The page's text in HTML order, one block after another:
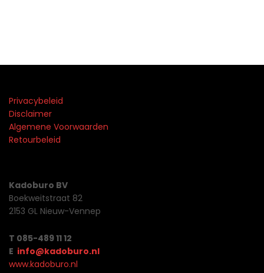
Privacybeleid
Disclaimer
Algemene Voorwaarden
Retourbeleid
Kadoburo BV
Boekweitstraat 82
2153 GL Nieuw-Vennep
T 085-489 11 12
E info@kadoburo.nl
www.kadoburo.nl